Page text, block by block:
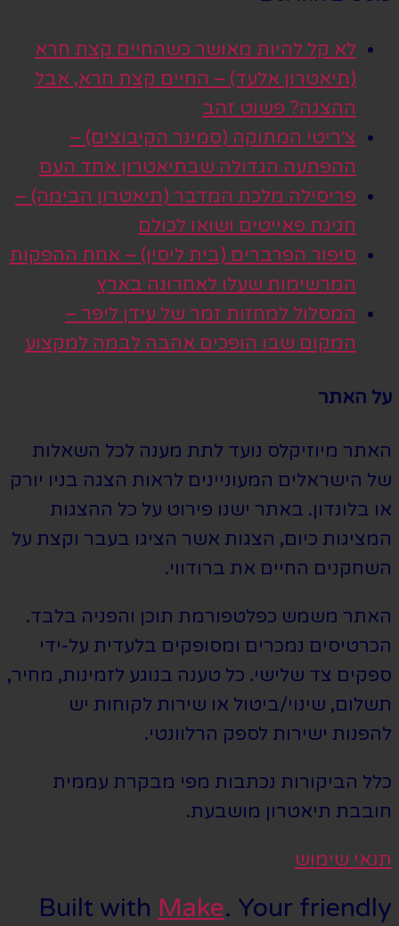
לא קל להיות מאושר כשהחיים קצת חרא
(תיאטרון אלעד) – החיים קצת חרא, אבל
ההצגה? פשוט זהב
צ׳ריטי המתוקה (סמינר הקיבוצים) –
ההפתעה הגדולה שבתיאטרון אחד העם
פריסילה מלכת המדבר (תיאטרון הבימה) –
חגיגת פאייטים ושואו לכולם
סיפור הפרברים (בית ליסין) – אחת ההפקות
המרשימות שעלו לאחרונה בארץ
המסלול למחזות זמר של עידן ליפר –
המקום שבו הופכים אהבה לבמה למקצוע
על האתר
האתר מיוזיקלס נועד לתת מענה לכל השאלות
של הישראלים המעוניינים לראות הצגה בניו יורק
או בלונדון. באתר ישנו פירוט על כל ההצגות
המציגות כיום, הצגות אשר הציגו בעבר וקצת על
השחקנים החיים את ברודווי.
האתר משמש כפלטפורמת תוכן והפניה בלבד.
הכרטיסים נמכרים ומסופקים בלעדית על-ידי
ספקים צד שלישי. כל טענה בנוגע לזמינות, מחיר,
תשלום, שינוי/ביטול או שירות לקוחות יש
להפנות ישירות לספק הרלוונטי.
כלל הביקורות נכתבות מפי מבקרת עממית
חובבת תיאטרון מושבעת.
תנאי שימוש
Built with Make. Your friendly